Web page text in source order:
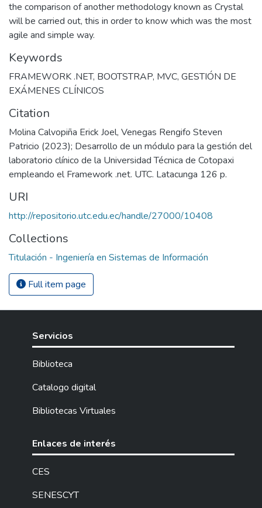
the comparison of another methodology known as Crystal
will be carried out, this in order to know which was the most
agile and simple way.
Keywords
FRAMEWORK .NET, BOOTSTRAP, MVC, GESTIÓN DE
EXÁMENES CLÍNICOS
Citation
Molina Calvopiña Erick Joel, Venegas Rengifo Steven
Patricio (2023); Desarrollo de un módulo para la gestión del
laboratorio clínico de la Universidad Técnica de Cotopaxi
empleando el Framework .net. UTC. Latacunga 126 p.
URI
http://repositorio.utc.edu.ec/handle/27000/10408
Collections
Titulación - Ingeniería en Sistemas de Información
Full item page
Servicios
Biblioteca
Catalogo digital
Bibliotecas Virtuales
Enlaces de interés
CES
SENESCYT